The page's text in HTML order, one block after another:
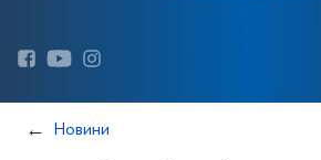
Новини